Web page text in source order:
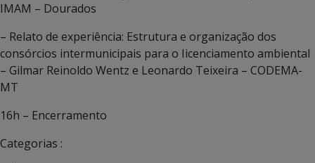
IMAM – Dourados
– Relato de experiência: Estrutura e organização dos
consórcios intermunicipais para o Iicenciamento ambiental
– Gilmar Reinoldo Wentz e Leonardo Teixeira – CODEMA-
MT
16h – Encerramento
Categorias :